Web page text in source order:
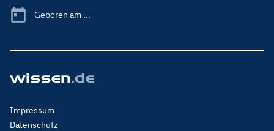
Geboren am ...
Footer
Menu
Impressum
Datenschutz